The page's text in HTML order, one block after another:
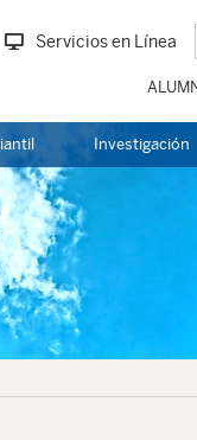
Servicios en Línea
Investigación